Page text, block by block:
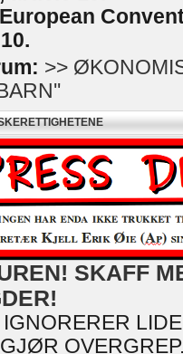
>>
SKAFF
IGNORERER